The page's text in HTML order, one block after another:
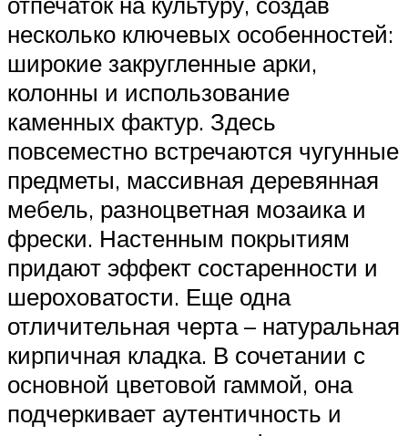
несколько ключевых особенностей:
широкие закругленные арки,
колонны и использование
каменных фактур. Здесь
повсеместно встречаются чугунные
предметы, массивная деревянная
мебель, разноцветная мозаика и
фрески. Настенным покрытиям
придают эффект состаренности и
шероховатости. Еще одна
отличительная черта – натуральная
кирпичная кладка. В сочетании с
основной цветовой гаммой, она
подчеркивает аутентичность и